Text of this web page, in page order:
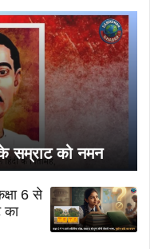
सम्राट को नमन
6 से
का